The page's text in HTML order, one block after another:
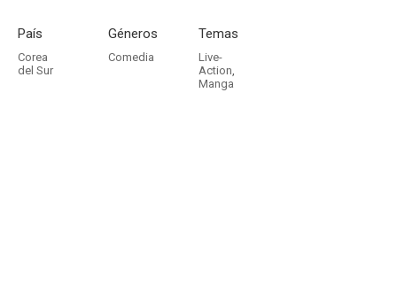
País
Corea
del Sur
Géneros
Comedia
Temas
Live-
Action,
Manga